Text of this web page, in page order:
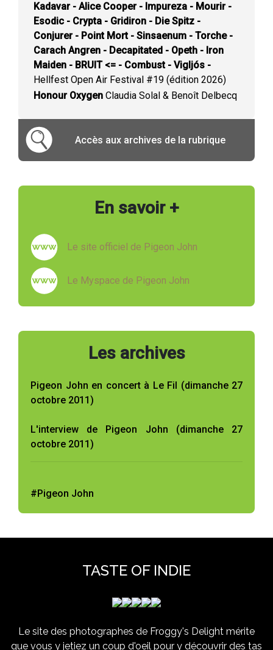
Kadavar - Alice Cooper - Impureza - Mourir -
Esodic - Crypta - Gridiron - Die Spitz -
Conjurer - Point Mort - Sinsaenum - Torche -
Carach Angren - Decapitated - Opeth - Iron
Maiden - BRUIT <= - Combust - Vigljós -
Hellfest Open Air Festival #19 (édition 2026)
Honour Oxygen Claudia Solal & Benoît Delbecq
Accès aux archives de la rubrique
En savoir +
Le site officiel de Pigeon John
Le Myspace de Pigeon John
Les archives
Pigeon John en concert à Le Fil (dimanche 27
octobre 2011)
L'interview de Pigeon John (dimanche 27
octobre 2011)
#Pigeon John
TASTE OF INDIE
Le site des photographes de Froggy's Delight mérite
que vous y jetiez un coup d'oeil pour y découvrir des tas